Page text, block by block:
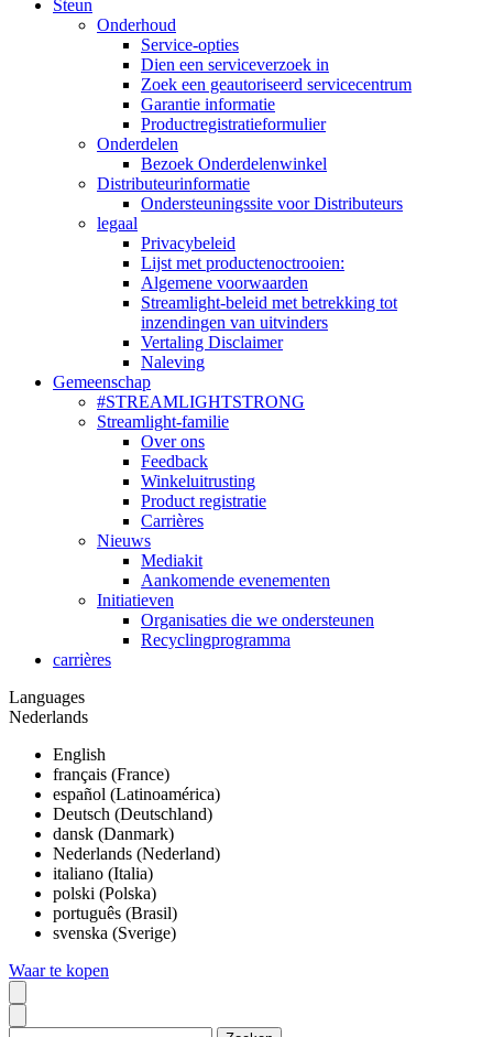
Steun
Onderhoud
Service-opties
Dien een serviceverzoek in
Zoek een geautoriseerd servicecentrum
Garantie informatie
Productregistratieformulier
Onderdelen
Bezoek Onderdelenwinkel
Distributeurinformatie
Ondersteuningssite voor Distributeurs
legaal
Privacybeleid
Lijst met productenoctrooien:
Algemene voorwaarden
Streamlight-beleid met betrekking tot
inzendingen van uitvinders
Vertaling Disclaimer
Naleving
Gemeenschap
#STREAMLIGHTSTRONG
Streamlight-familie
Over ons
Feedback
Winkeluitrusting
Product registratie
Carrières
Nieuws
Mediakit
Aankomende evenementen
Initiatieven
Organisaties die we ondersteunen
Recyclingprogramma
carrières
Languages
Nederlands
English
français (France)
español (Latinoamérica)
Deutsch (Deutschland)
dansk (Danmark)
Nederlands (Nederland)
italiano (Italia)
polski (Polska)
português (Brasil)
svenska (Sverige)
Waar te kopen